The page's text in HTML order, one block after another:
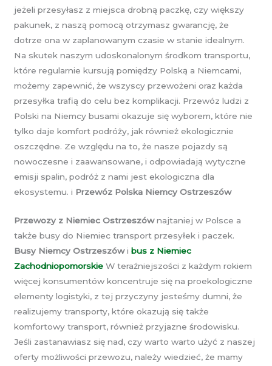
jeżeli przesyłasz z miejsca drobną paczkę, czy większy
pakunek, z naszą pomocą otrzymasz gwarancję, że
dotrze ona w zaplanowanym czasie w stanie idealnym.
Na skutek naszym udoskonalonym środkom transportu,
które regularnie kursują pomiędzy Polską a Niemcami,
możemy zapewnić, że wszyscy przewożeni oraz każda
przesyłka trafią do celu bez komplikacji. Przewóz ludzi z
Polski na Niemcy busami okazuje się wyborem, które nie
tylko daje komfort podróży, jak również ekologicznie
oszczędne. Ze względu na to, że nasze pojazdy są
nowoczesne i zaawansowane, i odpowiadają wytyczne
emisji spalin, podróż z nami jest ekologiczna dla
ekosystemu. i Przewóz Polska Niemcy Ostrzeszów
Przewozy z Niemiec Ostrzeszównajtaniej w Polsce a
także busy do Niemiec transport przesyłek i paczek.
Busy Niemcy Ostrzeszówi bus z Niemiec
Zachodniopomorskie W teraźniejszości z każdym rokiem
więcej konsumentów koncentruje się na proekologiczne
elementy logistyki, z tej przyczyny jesteśmy dumni, że
realizujemy transporty, które okazują się także
komfortowy transport, również przyjazne środowisku.
Jeśli zastanawiasz się nad, czy warto warto użyć z naszej
oferty możliwości przewozu, należy wiedzieć, że mamy